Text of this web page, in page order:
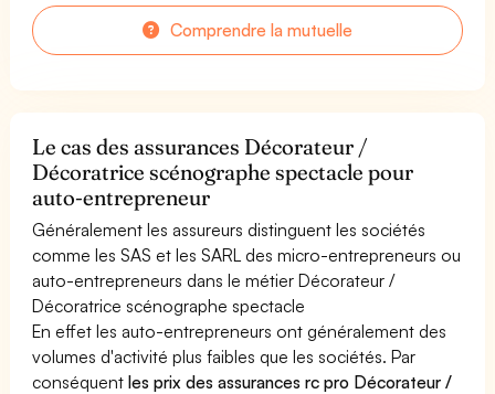
Comprendre la mutuelle
Le cas des assurances Décorateur /
Décoratrice scénographe spectacle pour
auto-entrepreneur
Généralement les assureurs distinguent les sociétés
comme les SAS et les SARL des micro-entrepreneurs ou
auto-entrepreneurs dans le métier Décorateur /
Décoratrice scénographe spectacle
En effet les auto-entrepreneurs ont généralement des
volumes d'activité plus faibles que les sociétés. Par
conséquentles prix des assurances rc pro Décorateur /